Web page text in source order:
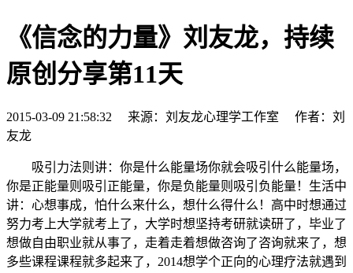
《信念的力量》刘友龙，持续
原创分享第11天
2015-03-09 21:58:32 来源：刘友龙心理学工作室 作者：刘
友龙
吸引力法则讲：你是什么能量场你就会吸引什么能量场，
你是正能量则吸引正能量，你是负能量则吸引负能量！生活中
讲：心想事成，怕什么来什么，想什么得什么！高中时想通过
努力考上大学就考上了，大学时想坚持考研就读研了，毕业了
想做自由职业就从事了，走着走着想做咨询了咨询就来了，想
多些课程课程就多起来了，2014想学个正向的心理疗法就遇到